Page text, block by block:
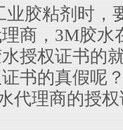
业胶粘剂时，
商，3M胶水
水授权证书的
书的真假呢
代理商的授